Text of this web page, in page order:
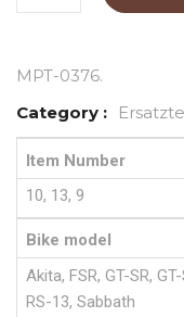
MPT-0376.
Category :
Item Number
10, 13, 9
Bike model
Akita, FSR, GT-SR,
RS-13, Sabbath